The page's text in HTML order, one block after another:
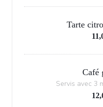
Tarte
Café
Servis avec 3